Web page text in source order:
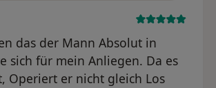
das der Mann Absolut in
sich für mein Anliegen. Da es
Operiert er nicht gleich Los